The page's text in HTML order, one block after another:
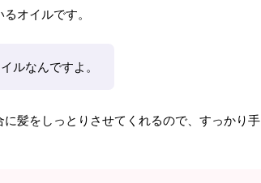
オイルです。
ルなんですよ。
髪をしっとりさせてくれるので、すっかり手